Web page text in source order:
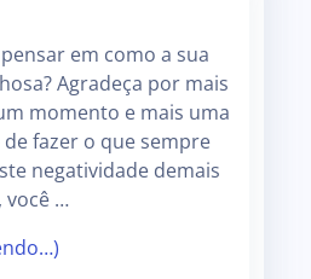
em como a sua
Agradeça por mais
momento e mais uma
fazer o que sempre
negatividade demais
você …